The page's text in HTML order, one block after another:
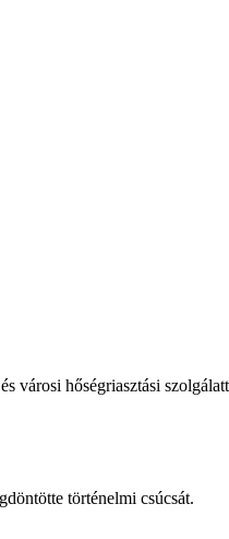
városi hőségriasztási
történelmi csúcsát.